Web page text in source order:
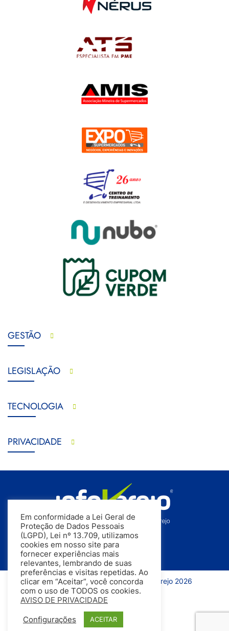
GESTÃO
LEGISLAÇÃO
TECNOLOGIA
PRIVACIDADE
Todos os direitos reservados | InfoVarejo 2026
Em conformidade a Lei Geral de
Proteção de Dados Pessoais
(LGPD), Lei nº 13.709, utilizamos
cookies em nosso site para
fornecer experiências mais
relevantes, lembrando de suas
preferências e visitas repetidas. Ao
clicar em “Aceitar”, você concorda
com o uso de TODOS os cookies.
AVISO DE PRIVACIDADE
Configurações ACEITAR